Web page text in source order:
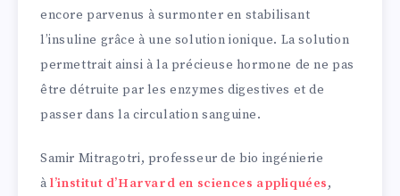
encore parvenus à surmonter en stabilisant
l’insuline grâce à une solution ionique. La solution
permettrait ainsi à la précieuse hormone de ne pas
être détruite par les enzymes digestives et de
passer dans la circulation sanguine.
Samir Mitragotri, professeur de bio ingénierie
àl’institut d’Harvard en sciences appliquées,